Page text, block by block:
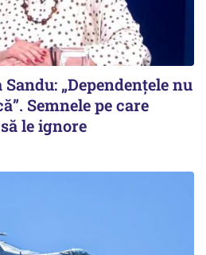
„Dependențele nu
Semnele pe care
le ignore